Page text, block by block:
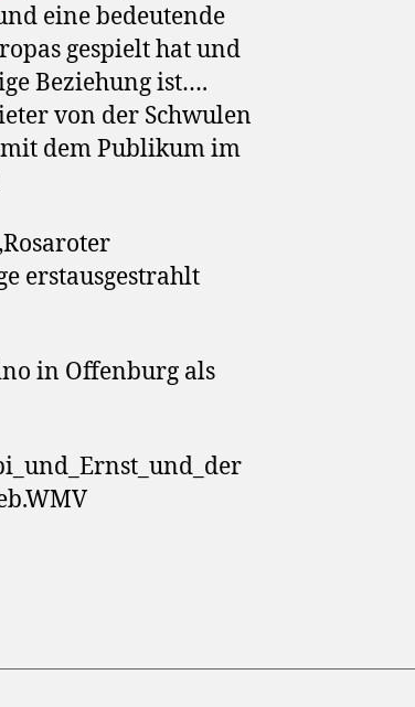
eine bedeutende
gespielt hat und
Beziehung ist….
von der Schwulen
dem Publikum im
erstausgestrahlt
in Offenburg als